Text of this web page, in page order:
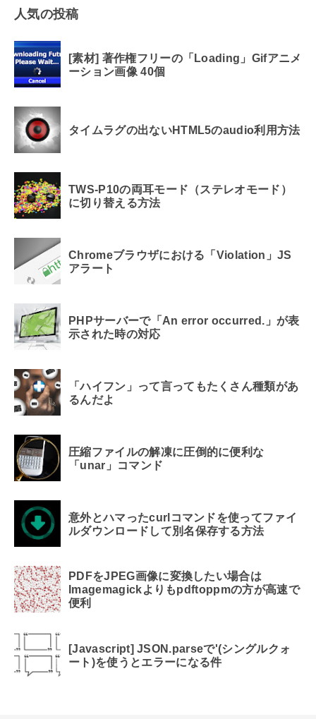
人気の投稿
[素材] 著作権フリーの「Loading」Gifアニメ
ーション画像 40個
タイムラグの出ないHTML5のaudio利用方法
TWS-P10の両耳モード（ステレオモード）
に切り替える方法
Chromeブラウザにおける「Violation」JS
アラート
PHPサーバーで「An error occurred.」が表
示された時の対応
「ハイフン」って言ってもたくさん種類があ
るんだよ
圧縮ファイルの解凍に圧倒的に便利な
「unar」コマンド
意外とハマったcurlコマンドを使ってファイ
ルダウンロードして別名保存する方法
PDFをJPEG画像に変換したい場合は
Imagemagickよりもpdftoppmの方が高速で
便利
[Javascript] JSON.parseで'(シングルクォ
ート)を使うとエラーになる件